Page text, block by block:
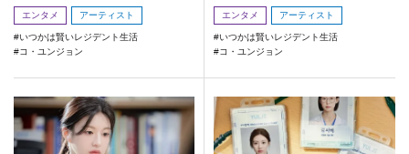
エンタメ アーティスト
いつかは賢いレジデント生活
コ・ユンジョン
エンタメ アーティスト
いつかは賢いレジデント生活
コ・ユンジョン